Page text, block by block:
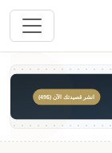
انشر قصيدتك الآن ($49)